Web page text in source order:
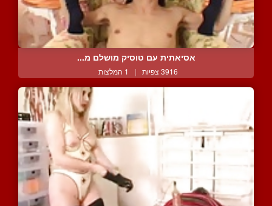
אסיאתית עם טוסיק מושלם מ...
3916 צפיות | 1 המלצות